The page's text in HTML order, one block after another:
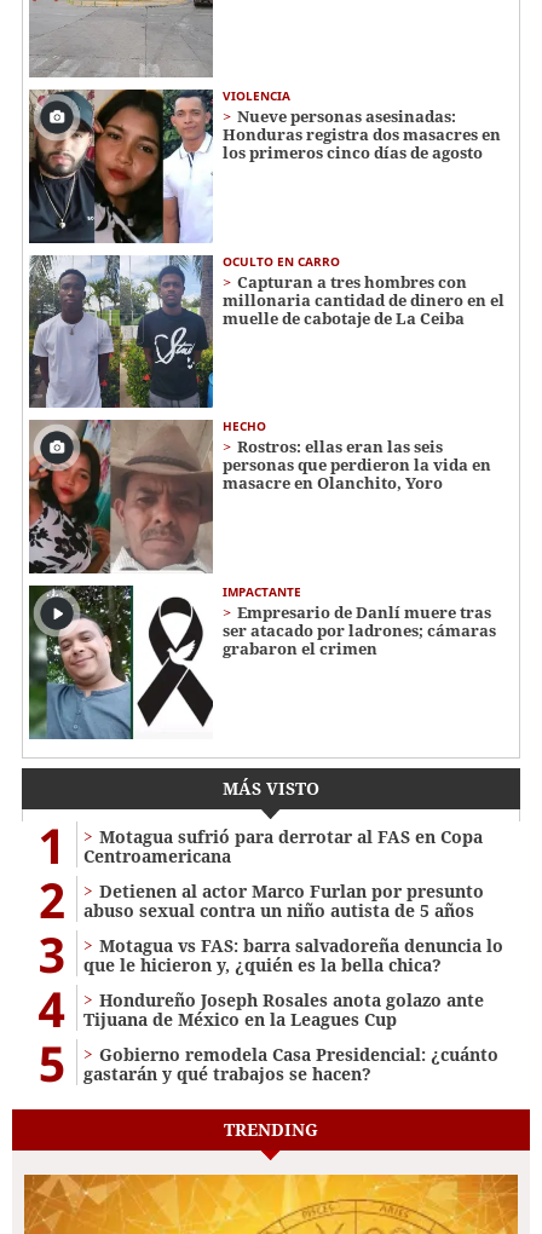
VIOLENCIA
Nueve personas asesinadas:
Honduras registra dos masacres en
los primeros cinco días de agosto
OCULTO EN CARRO
Capturan a tres hombres con
millonaria cantidad de dinero en el
muelle de cabotaje de La Ceiba
HECHO
Rostros: ellas eran las seis
personas que perdieron la vida en
masacre en Olanchito, Yoro
IMPACTANTE
Empresario de Danlí muere tras
ser atacado por ladrones; cámaras
grabaron el crimen
MÁS VISTO
1
Motagua sufrió para derrotar al FAS en Copa
Centroamericana
2
Detienen al actor Marco Furlan por presunto
abuso sexual contra un niño autista de 5 años
3
Motagua vs FAS: barra salvadoreña denuncia lo
que le hicieron y, ¿quién es la bella chica?
4
Hondureño Joseph Rosales anota golazo ante
Tijuana de México en la Leagues Cup
5
Gobierno remodela Casa Presidencial: ¿cuánto
gastarán y qué trabajos se hacen?
TRENDING